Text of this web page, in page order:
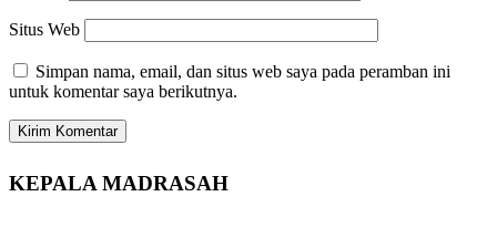
Situs Web
Simpan nama, email, dan situs web saya pada peramban ini
untuk komentar saya berikutnya.
KEPALA MADRASAH